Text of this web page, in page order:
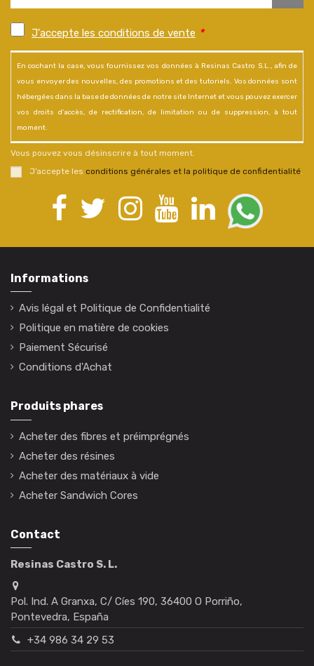
J'accepte les conditions de vente *
En cochant la case, vous fournissez vos données à Resinas Castro S.L., afin de
vous envoyer des nouvelles, des promotions et des tutoriels. Vos données sont
hébergées dans la base de données de notre site Internet et vous pouvez exercer
vos droits d'accès, de rectification, de limitation ou de suppression, à tout
moment.
Vous pouvez vous désinscrire à tout moment.
J’accepte les conditions générales et la politique de confidentialité.
Informations
Avis légal et Politique de Confidentialité
Politique en matière de cookies
Paiement Sécurisé
Conditions d'Achat
Produits phares
Acheter des fibres et préimprégnés
Acheter des résines
Acheter des matériaux à vide
Acheter Sandwich Cores
Contact
Resinas Castro S. L.
Pol. Ind. A Granxa, C/ Cíes 190, 36400 O Porriño,
Pontevedra, España
+34 986 34 29 53